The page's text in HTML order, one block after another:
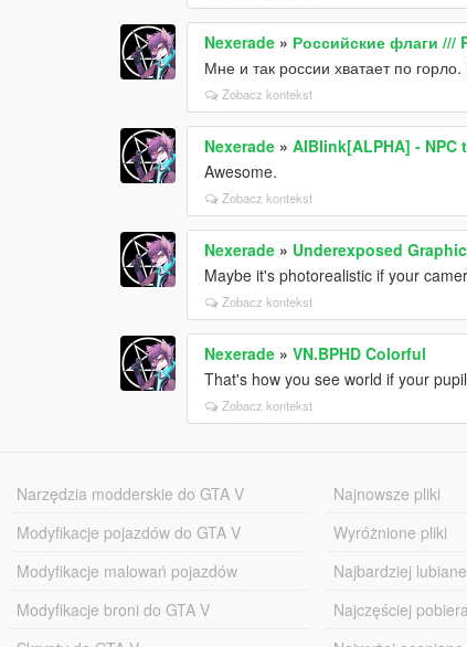
Nexerade » Российские флаги ///
Мне и так россии хватает по
Zobacz kontekst
Nexerade »AIBlink[ALPHA] -
Awesome.
Zobacz kontekst
Nexerade » Underexposed
Maybe it's photorealistic if your
Zobacz kontekst
Nexerade »VN.BPHD Colorful
That's how you see world if your
Zobacz kontekst
Narzędzia modderskie do GTA V
Modyfikacje pojazdów do GTA V
Modyfikacje malowań pojazdów
Modyfikacje broni do GTA V
Najnowsze pliki
Wyróżnione pliki
Najbardziej
Najczęściej